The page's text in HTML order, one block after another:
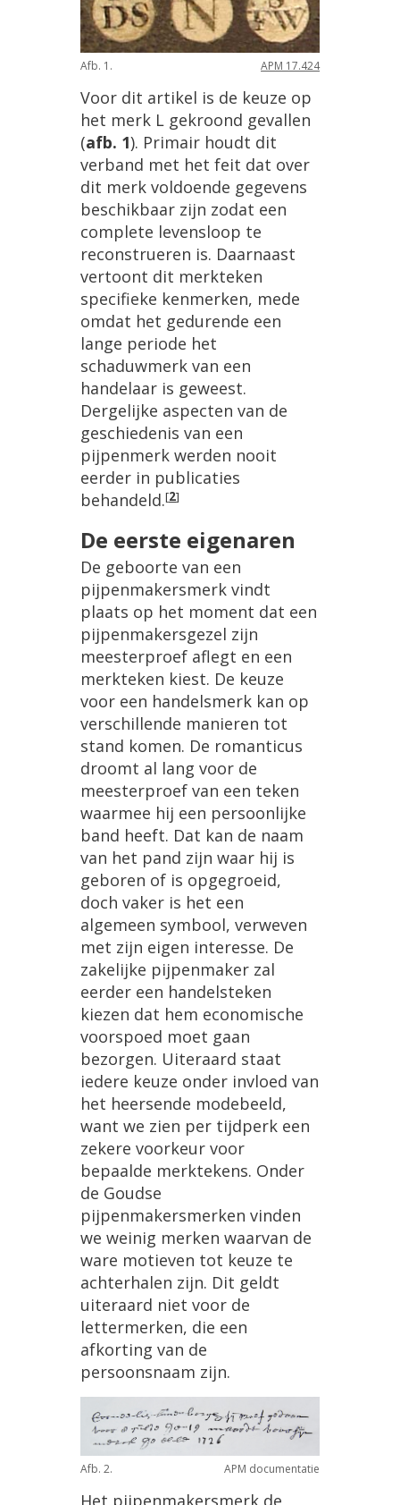
Afb. 1. APM 17.424
Voor dit artikel is de keuze op
het merk L gekroond gevallen
(afb. 1). Primair houdt dit
verband met het feit dat over
dit merk voldoende gegevens
beschikbaar zijn zodat een
complete levensloop te
reconstrueren is. Daarnaast
vertoont dit merkteken
specifieke kenmerken, mede
omdat het gedurende een
lange periode het
schaduwmerk van een
handelaar is geweest.
Dergelijke aspecten van de
geschiedenis van een
pijpenmerk werden nooit
eerder in publicaties
behandeld.[2]
De eerste eigenaren
De geboorte van een
pijpenmakersmerk vindt
plaats op het moment dat een
pijpenmakersgezel zijn
meesterproef aflegt en een
merkteken kiest. De keuze
voor een handelsmerk kan op
verschillende manieren tot
stand komen. De romanticus
droomt al lang voor de
meesterproef van een teken
waarmee hij een persoonlijke
band heeft. Dat kan de naam
van het pand zijn waar hij is
geboren of is opgegroeid,
doch vaker is het een
algemeen symbool, verweven
met zijn eigen interesse. De
zakelijke pijpenmaker zal
eerder een handelsteken
kiezen dat hem economische
voorspoed moet gaan
bezorgen. Uiteraard staat
iedere keuze onder invloed van
het heersende modebeeld,
want we zien per tijdperk een
zekere voorkeur voor
bepaalde merktekens. Onder
de Goudse
pijpenmakersmerken vinden
we weinig merken waarvan de
ware motieven tot keuze te
achterhalen zijn. Dit geldt
uiteraard niet voor de
lettermerken, die een
afkorting van de
persoonsnaam zijn.
Afb. 2. APM documentatie
Het pijpenmakersmerk de